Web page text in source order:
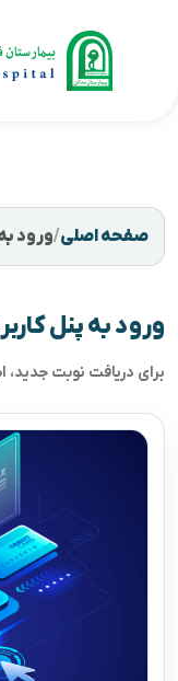
صفحه اصلی/ورود
ورود به پنل
برای دریافت نوبت جدید،